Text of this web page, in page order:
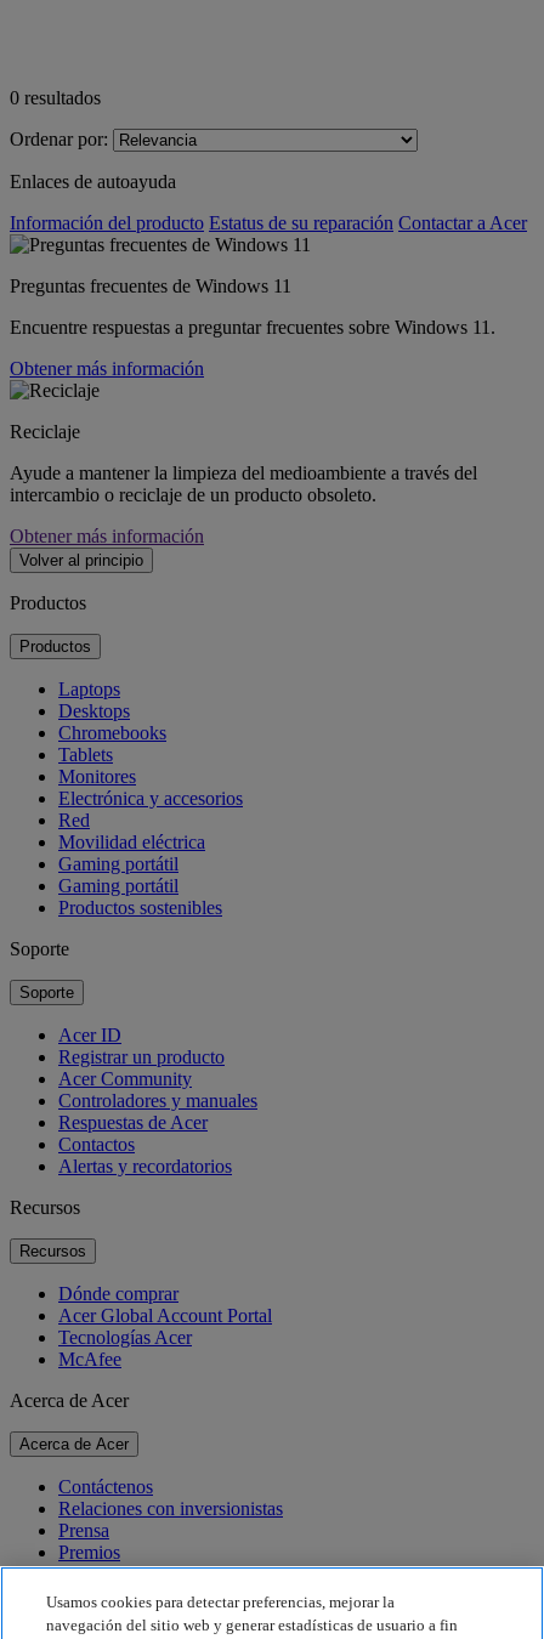
0 resultados
Ordenar por:
Enlaces de autoayuda
Información del producto Estatus de su reparación Contactar a Acer
Preguntas frecuentes de Windows 11
Encuentre respuestas a preguntar frecuentes sobre Windows 11.
Obtener más información
Reciclaje
Ayude a mantener la limpieza del medioambiente a través del
intercambio o reciclaje de un producto obsoleto.
Obtener más información
Volver al principio
Productos
Productos
Laptops
Desktops
Chromebooks
Tablets
Monitores
Electrónica y accesorios
Red
Movilidad eléctrica
Gaming portátil
Gaming portátil
Productos sostenibles
Soporte
Soporte
Acer ID
Registrar un producto
Acer Community
Controladores y manuales
Respuestas de Acer
Contactos
Alertas y recordatorios
Recursos
Recursos
Dónde comprar
Acer Global Account Portal
Tecnologías Acer
McAfee
Acerca de Acer
Acerca de Acer
Contáctenos
Relaciones con inversionistas
Prensa
Premios
Eventos
Sostenibilidad
Usamos cookies para detectar preferencias, mejorar la
navegación del sitio web y generar estadísticas de usuario a fin